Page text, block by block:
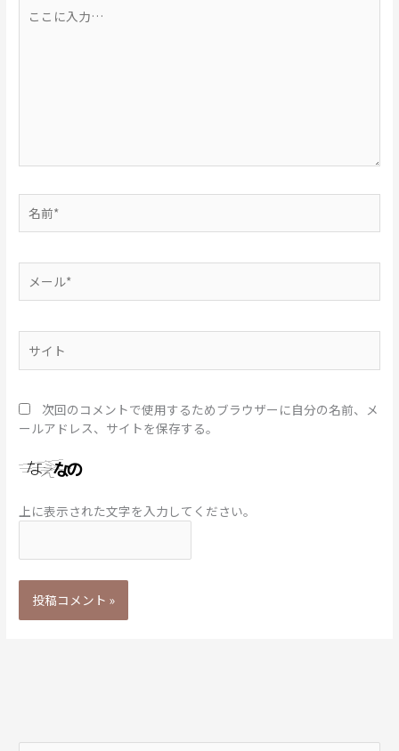
こ
前
ー
次回のコメントで使用するためブラウザーに自分の名前、メ
ールアドレス、サイトを保存する。
上に表示された文字を入力してください。